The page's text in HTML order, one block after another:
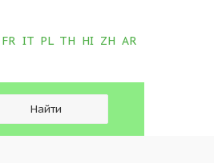
FR IT PL TH HI ZH AR